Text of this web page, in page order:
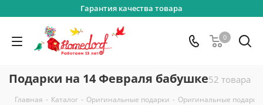
Гарантия качества товара
0
Подарки на 14 Февраля бабушке52 товара
Главная - Каталог - Оригинальные подарки - Оригинальные